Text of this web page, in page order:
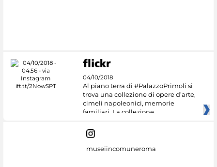
04/10/2018
Al piano terra di #PalazzoPrimoli si
trova una collezione di opere d’arte,
cimeli napoleonici, memorie
familiari. La collezione
museiincomuneroma